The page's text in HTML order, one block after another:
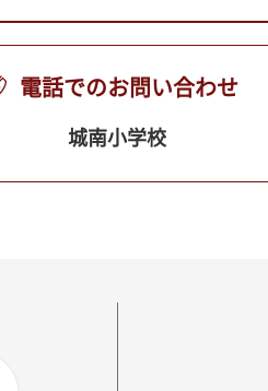
電話でのお問い合わせ
城南小学校